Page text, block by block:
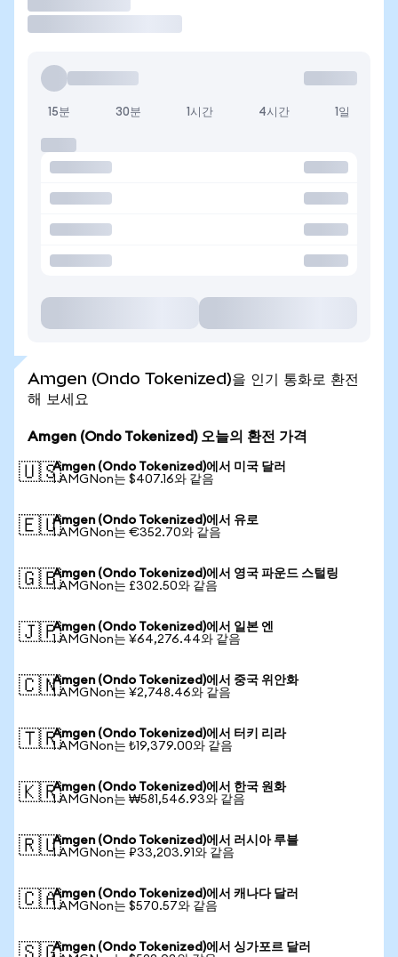
15분 30분 1시간 4시간 1일
Amgen (Ondo Tokenized)을 인기 통화로 환전
해 보세요
Amgen (Ondo Tokenized) 오늘의 환전 가격
🇺🇸Amgen (Ondo Tokenized)에서 미국 달러
1 AMGNon는 $407.16와 같음
🇪🇺Amgen (Ondo Tokenized)에서 유로
1 AMGNon는 €352.70와 같음
🇬🇧Amgen (Ondo Tokenized)에서 영국 파운드 스털링
1 AMGNon는 £302.50와 같음
🇯🇵Amgen (Ondo Tokenized)에서 일본 엔
1 AMGNon는 ¥64,276.44와 같음
🇨🇳Amgen (Ondo Tokenized)에서 중국 위안화
1 AMGNon는 ¥2,748.46와 같음
🇹🇷Amgen (Ondo Tokenized)에서 터키 리라
1 AMGNon는 ₺19,379.00와 같음
🇰🇷Amgen (Ondo Tokenized)에서 한국 원화
1 AMGNon는 ₩581,546.93와 같음
🇷🇺Amgen (Ondo Tokenized)에서 러시아 루블
1 AMGNon는 ₽33,203.91와 같음
🇨🇦Amgen (Ondo Tokenized)에서 캐나다 달러
1 AMGNon는 $570.57와 같음
Amgen (Ondo Tokenized)에서 싱가포르 달러